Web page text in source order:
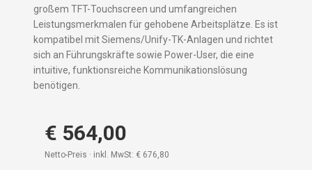
großem TFT-Touchscreen und umfangreichen
Leistungsmerkmalen für gehobene Arbeitsplätze. Es ist
kompatibel mit Siemens/Unify-TK-Anlagen und richtet
sich an Führungskräfte sowie Power-User, die eine
intuitive, funktionsreiche Kommunikationslösung
benötigen.
€ 564,00
Netto-Preis · inkl. MwSt: € 676,80